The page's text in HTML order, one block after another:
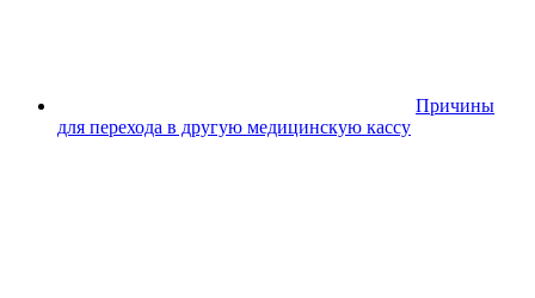
Причины
для перехода в другую медицинскую кассу